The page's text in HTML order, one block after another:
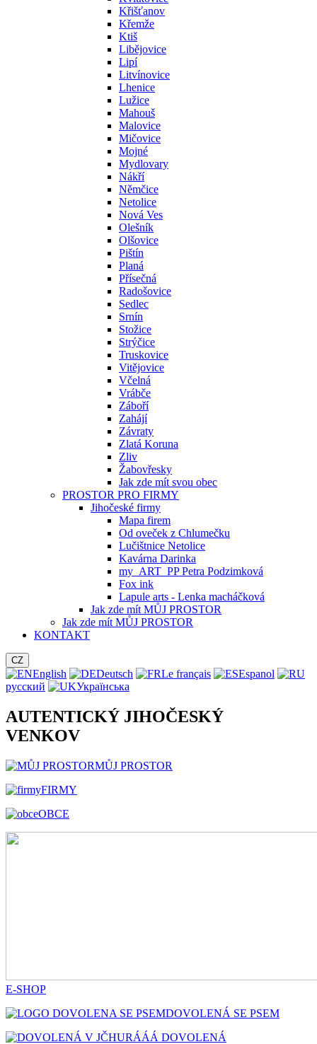
Křišťanov
Křemže
Ktiš
Libějovice
Lipí
Litvínovice
Lhenice
Lužice
Mahouš
Malovice
Mičovice
Mojné
Mydlovary
Nákří
Němčice
Netolice
Nová Ves
Olešník
Olšovice
Pištín
Planá
Přísečná
Radošovice
Sedlec
Srnín
Stožice
Strýčice
Truskovice
Vitějovice
Včelná
Vrábče
Záboří
Zahájí
Závraty
Zlatá Koruna
Zliv
Žabovřesky
Jak zde mít svou obec
PROSTOR PRO FIRMY
Jihočeské firmy
Mapa firem
Od oveček z Chlumečku
Lučištnice Netolice
Kavárna Darinka
my_ART_PP Petra Podzimková
Fox ink
Lapule arts - Lenka macháčková
Jak zde mít MŮJ PROSTOR
Jak zde mít MŮJ PROSTOR
KONTAKT
CZ
English Deutsch Le français
Espanol
русский
Українська
AUTENTICKÝ JIHOČESKÝ
VENKOV
MŮJ PROSTOR
FIRMY
OBCE
E-SHOP
DOVOLENÁ SE PSEM
HURÁÁÁ DOVOLENÁ